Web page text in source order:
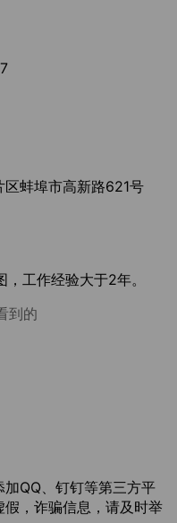
蚌埠市高新路621号
工作经验大于2年。
到的
QQ、钉钉等第三方平
，诈骗信息，请及时举